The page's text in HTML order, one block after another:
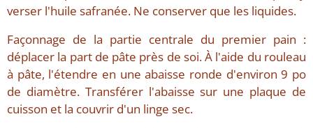
verser l'huile safranée. Ne conserver que les liquides.
Façonnage de la partie centrale du premier pain :
déplacer la part de pâte près de soi. À l'aide du rouleau
à pâte, l'étendre en une abaisse ronde d'environ 9 po
de diamètre. Transférer l'abaisse sur une plaque de
cuisson et la couvrir d'un linge sec.